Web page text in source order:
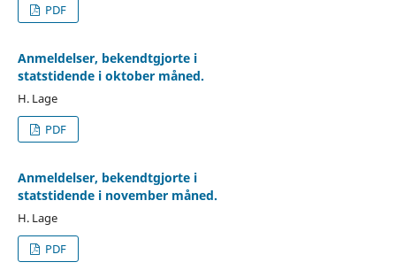
PDF
Anmeldelser, bekendtgjorte i
statstidende i oktober måned.
H. Lage
PDF
Anmeldelser, bekendtgjorte i
statstidende i november måned.
H. Lage
PDF